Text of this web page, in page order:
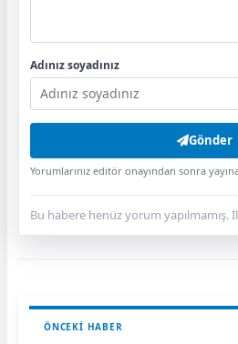
Adınız soyadınız
Gönder
Yorumlarınız editör onayından sonra yayına
Bu habere henüz yorum yapılmamış.
ÖNCEKI HABER